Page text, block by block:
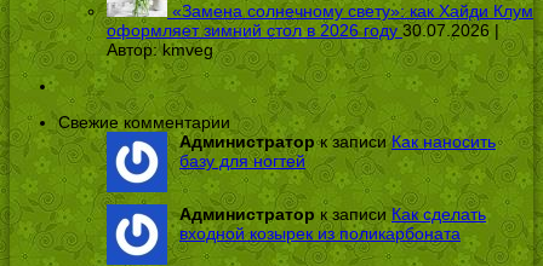
«Замена солнечному свету»: как Хайди Клум
оформляет зимний стол в 2026 году 30.07.2026 |
Автор:kmveg
Свежие комментарии
Администраторк записиКак наносить
базу для ногтей
Администратор к записиКак сделать
входной козырек из поликарбоната